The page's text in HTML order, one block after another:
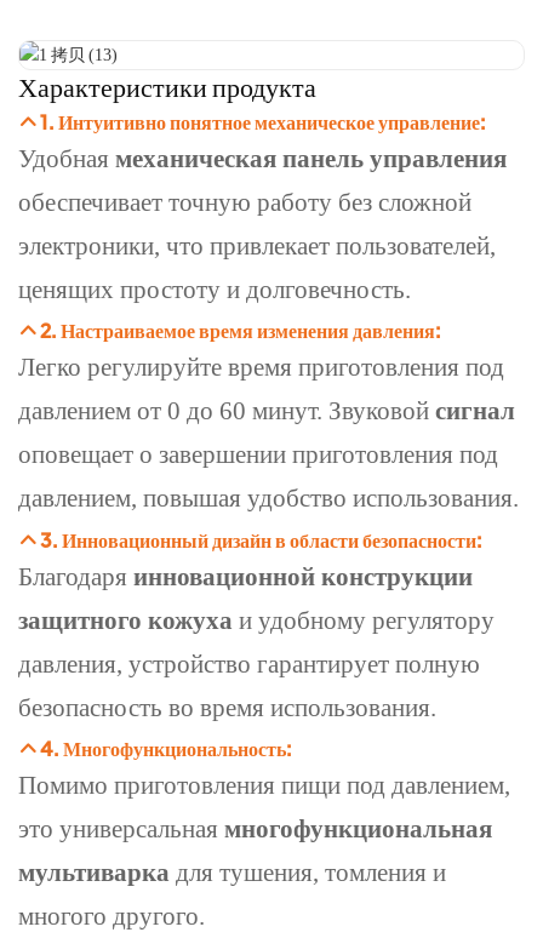
Характеристики продукта
1. Интуитивно понятное механическое управление:
Удобная механическая панель управления
обеспечивает точную работу без сложной
электроники, что привлекает пользователей,
ценящих простоту и долговечность.
2. Настраиваемое время изменения давления:
Легко регулируйте время приготовления под
давлением от 0 до 60 минут. Звуковой сигнал
оповещает о завершении приготовления под
давлением, повышая удобство использования.
3. Инновационный дизайн в области безопасности:
Благодаря инновационной конструкции
защитного кожуха и удобному регулятору
давления, устройство гарантирует полную
безопасность во время использования.
4. Многофункциональность:
Помимо приготовления пищи под давлением,
это универсальная многофункциональная
мультиварка для тушения, томления и
многого другого.